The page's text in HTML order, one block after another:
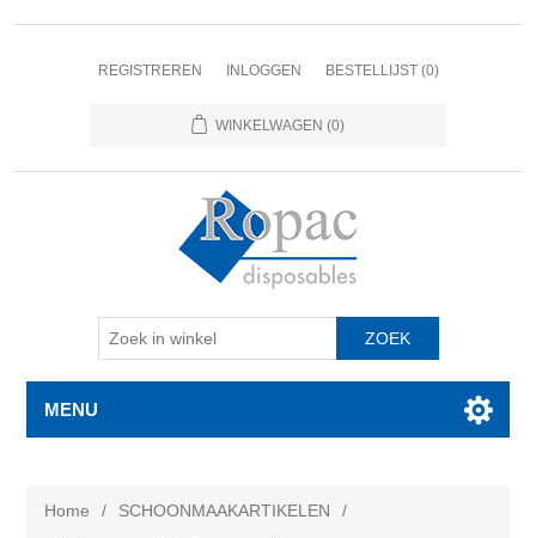
REGISTREREN INLOGGEN BESTELLIJST (0)
WINKELWAGEN (0)
MENU
Home / SCHOONMAAKARTIKELEN
/